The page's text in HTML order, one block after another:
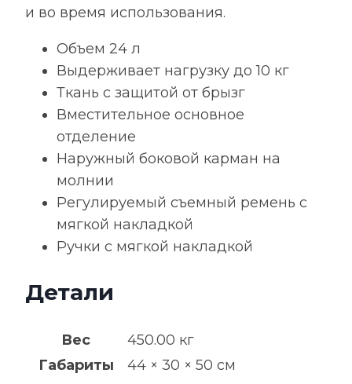
и во время использования.
Объем 24 л
Выдерживает нагрузку до 10 кг
Ткань с защитой от брызг
Вместительное основное
отделение
Наружный боковой карман на
молнии
Регулируемый съемный ремень с
мягкой накладкой
Ручки с мягкой накладкой
Детали
Вес
450.00 кг
Габариты
44 × 30 × 50 см